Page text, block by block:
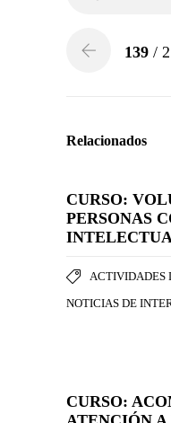
139 /
Relacionados
CURSO:
PERSONAS
ACTIVIDADES
NOTICIAS DE
CURSO: